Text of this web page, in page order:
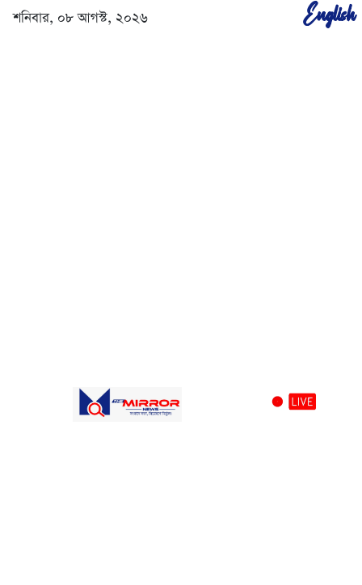
শনিবার, ০৮ আগস্ট, ২০২৬ English